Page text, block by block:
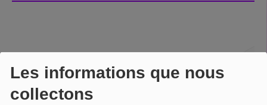
Les informations que nous
collectons